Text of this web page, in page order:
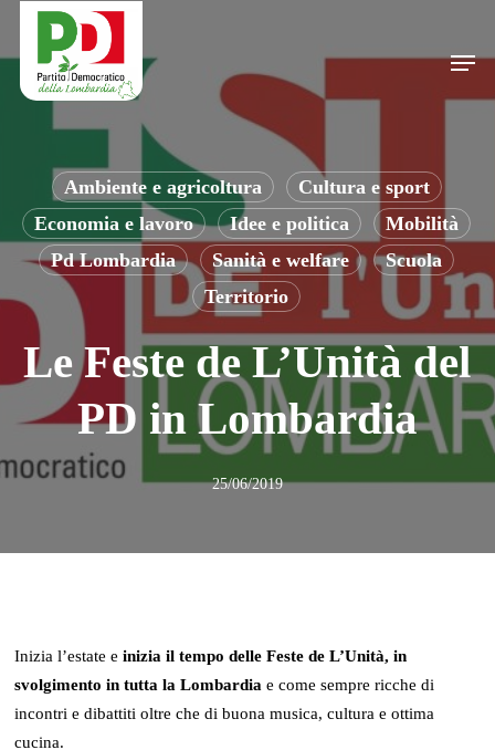
content
Menu
Ambiente e agricoltura
Cultura e sport
Economia e lavoro
Idee e politica
Mobilità
Pd Lombardia
Sanità e welfare
Scuola
Territorio
Le Feste de L’Unità del
PD in Lombardia
25/06/2019
Inizia l’estate einizia il tempo delle Feste de L’Unità, in
svolgimento in tutta la Lombardia e come sempre ricche di
incontri e dibattiti oltre che di buona musica, cultura e ottima
cucina.